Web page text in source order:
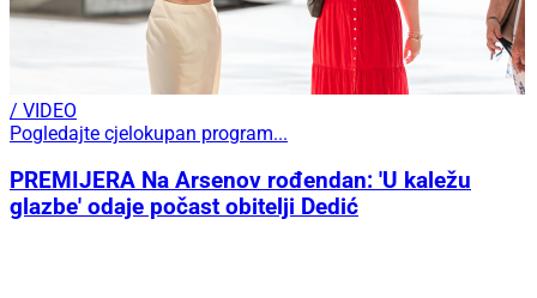
/ VIDEO
Pogledajte cjelokupan program...
PREMIJERA Na Arsenov rođendan: 'U kaležu
glazbe' odaje počast obitelji Dedić